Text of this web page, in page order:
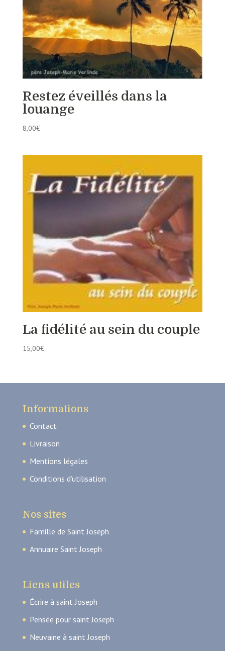
Restez éveillés dans la
louange
8,00€
La fidélité au sein du couple
15,00€
Informations
Contact
Livraison
Mentions légales
Conditions d’utilisation
Nos sites
Famille de Saint Joseph
Annuaire Saint Joseph
Liens utiles
Écrire à saint Joseph
Pensée pour saint Joseph
Neuvaine à saint Joseph